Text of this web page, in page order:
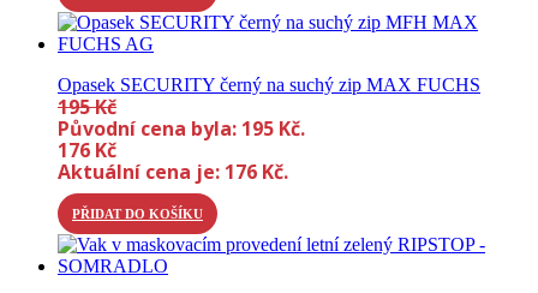
Opasek SECURITY černý na suchý zip MAX FUCHS
195Kč
Původní cena byla: 195 Kč.
176 Kč
Aktuální cena je: 176 Kč.
PŘIDAT DO KOŠÍKU